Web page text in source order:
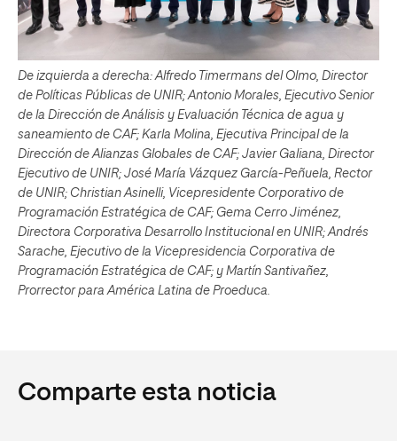
De izquierda a derecha: Alfredo Timermans del Olmo, Director
de Políticas Públicas de UNIR; Antonio Morales, Ejecutivo Senior
de la Dirección de Análisis y Evaluación Técnica de agua y
saneamiento de CAF; Karla Molina, Ejecutiva Principal de la
Dirección de Alianzas Globales de CAF; Javier Galiana, Director
Ejecutivo de UNIR; José María Vázquez García-Peñuela, Rector
de UNIR; Christian Asinelli, Vicepresidente Corporativo de
Programación Estratégica de CAF; Gema Cerro Jiménez,
Directora Corporativa Desarrollo Institucional en UNIR; Andrés
Sarache, Ejecutivo de la Vicepresidencia Corporativa de
Programación Estratégica de CAF; y Martín Santivañez,
Prorrector para América Latina de Proeduca.
Comparte esta noticia